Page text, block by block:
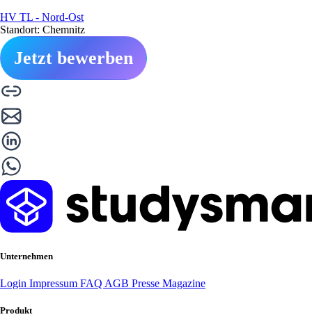
HV TL - Nord-Ost
Standort: Chemnitz
Jetzt bewerben
Unternehmen
Login Impressum FAQ AGB Presse Magazine
Produkt